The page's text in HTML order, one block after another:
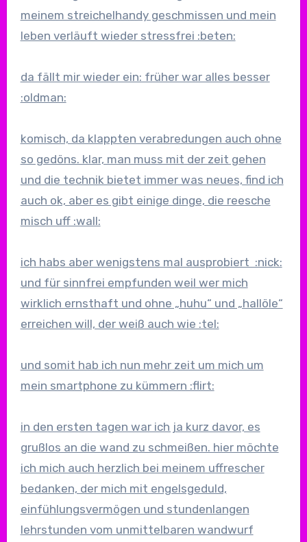
meinem streichelhandy geschmissen und mein
leben verläuft wieder stressfrei :beten:
da fällt mir wieder ein: früher war alles besser
:oldman:
komisch, da klappten verabredungen auch ohne
so gedöns. klar, man muss mit der zeit gehen
und die technik bietet immer was neues, find ich
auch ok, aber es gibt einige dinge, die reesche
misch uff :wall:
ich habs aber wenigstens mal ausprobiert :nick:
und für sinnfrei empfunden weil wer mich
wirklich ernsthaft und ohne „huhu“ und „hallöle“
erreichen will, der weiß auch wie :tel:
und somit hab ich nun mehr zeit um mich um
mein smartphone zu kümmern :flirt:
in den ersten tagen war ich ja kurz davor, es
grußlos an die wand zu schmeißen. hier möchte
ich mich auch herzlich bei meinem uffrescher
bedanken, der mich mit engelsgeduld,
einfühlungsvermögen und stundenlangen
lehrstunden vom unmittelbaren wandwurf